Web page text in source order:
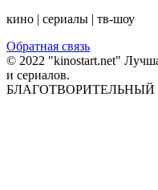
кино | сериалы | тв-шоу
Обратная связь
© 2022 "kinostart.net"
и сериалов.
БЛАГОТВОРИТЕЛЬНЫЙ